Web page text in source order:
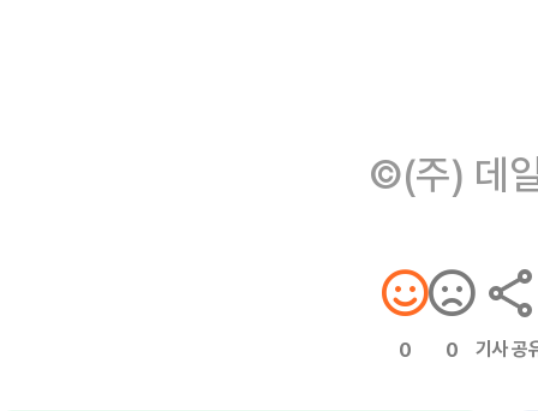
©(주) 데
0 0 기사 공